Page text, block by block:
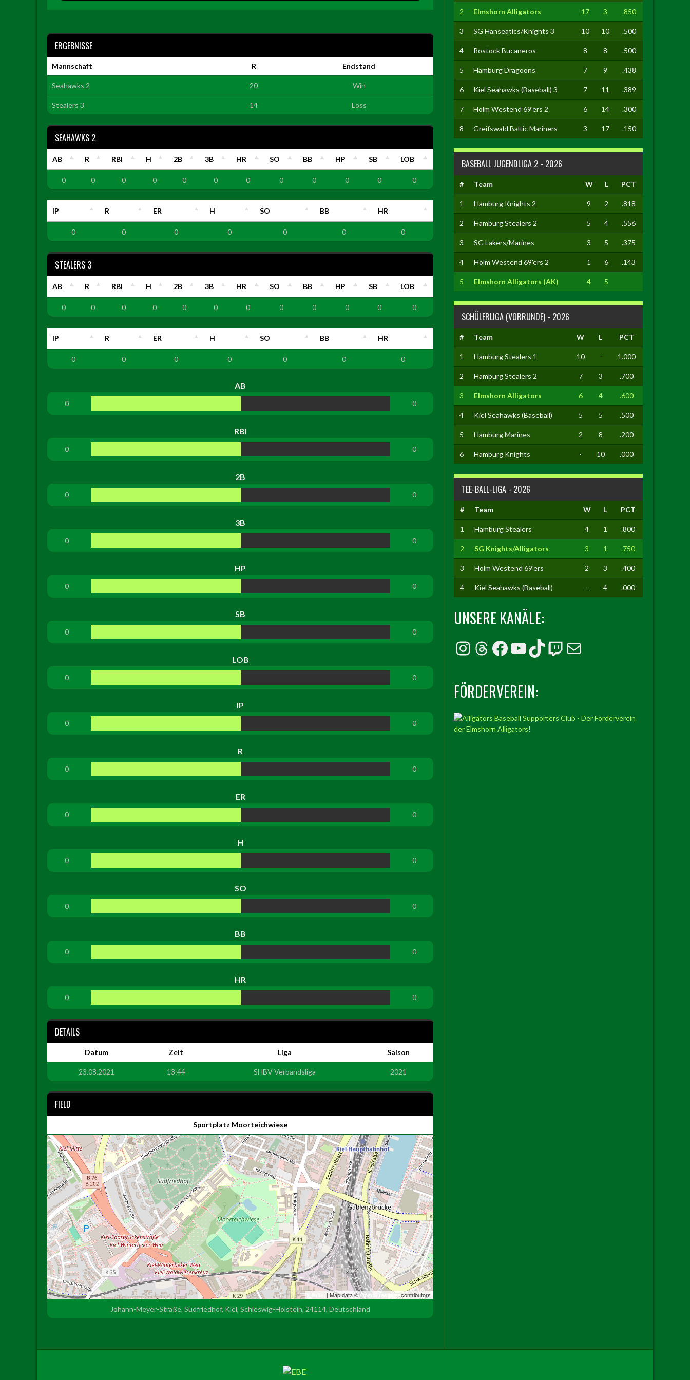
ERGEBNISSE
Mannschaft R Endstand
Seahawks 2 20 Win
Stealers 3 14 Loss
SEAHAWKS 2
AB R RBI H 2B 3B HR SO BB HP SB LOB
0 0 0 0 0 0 0 0 0 0 0 0
IP R ER H SO BB HR
0 0 0 0 0 0 0
STEALERS 3
AB R RBI H 2B 3B HR SO BB HP SB LOB
0 0 0 0 0 0 0 0 0 0 0 0
IP R ER H SO BB HR
0 0 0 0 0 0 0
AB
0 0
RBI
0 0
2B
0 0
3B
0 0
HP
0 0
SB
0 0
LOB
0 0
IP
0 0
R
0 0
ER
0 0
H
0 0
SO
0 0
BB
0 0
HR
0 0
DETAILS
Datum Zeit Liga Saison
23.08.2021 13:44 SHBV Verbandsliga 2021
FIELD
Sportplatz Moorteichwiese
Leaflet | Map data ©OpenStreetMapcontributors
Johann-Meyer-Straße, Südfriedhof, Kiel, Schleswig-Holstein, 24114, Deutschland
2 Elmshorn Alligators 17 3 .850
3 SG Hanseatics/Knights 3 10 10 .500
4 Rostock Bucaneros 8 8 .500
5 Hamburg Dragoons 7 9 .438
6 Kiel Seahawks (Baseball) 3 7 11 .389
7 Holm Westend 69'ers 2 6 14 .300
8 Greifswald Baltic Mariners 3 17 .150
BASEBALL JUGENDLIGA 2 - 2026
# Team W L PCT
1 Hamburg Knights 2 9 2 .818
2 Hamburg Stealers 2 5 4 .556
3 SG Lakers/Marines 3 5 .375
4 Holm Westend 69'ers 2 1 6 .143
5 Elmshorn Alligators (AK) 4 5
SCHÜLERLIGA (VORRUNDE) - 2026
# Team W L PCT
1 Hamburg Stealers 1 10 - 1.000
2 Hamburg Stealers 2 7 3 .700
3 Elmshorn Alligators 6 4 .600
4 Kiel Seahawks (Baseball) 5 5 .500
5 Hamburg Marines 2 8 .200
6 Hamburg Knights - 10 .000
TEE-BALL-LIGA - 2026
# Team W L PCT
1 Hamburg Stealers 4 1 .800
2 SG Knights/Alligators 3 1 .750
3 Holm Westend 69'ers 2 3 .400
4 Kiel Seahawks (Baseball) - 4 .000
UNSERE KANÄLE:
Instagram
Threads
Facebook
YouTube
TikTok
Twitch
E-Mail
FÖRDERVEREIN: